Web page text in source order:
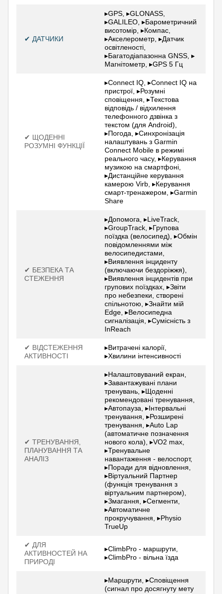
✔ ДАТЧИКИ
▸GPS, ▸GLONASS,
▸GALILEO, ▸Барометричний
висотомір, ▸Компас,
▸Акселерометр, ▸Датчик
освітленості,
▸Багатодіапазонна GNSS, ▸
Магнітометр, ▸GPS 5 Гц
✔ ЩОДЕННІ
РОЗУМНІ ФУНКЦІЇ
▸Connect IQ, ▸Connect IQ на
пристрої, ▸Розумні
сповіщення, ▸Текстова
відповідь / відхилення
телефонного дзвінка з
текстом (для Android),
▸Погода, ▸Синхронізація
налаштувань з Garmin
Connect Mobile в режимі
реального часу, ▸Керування
музикою на смартфоні,
▸Дистанційне керування
камерою Virb, ▸Керування
смарт-тренажером, ▸Garmin
Share
✔ БЕЗПЕКА ТА
СТЕЖЕННЯ
▸Допомога, ▸LiveTrack,
▸GroupTrack, ▸Групова
поїздка (велосипед), ▸Обмін
повідомленнями між
велосипедистами,
▸Виявлення інциденту
(включаючи бездоріжжя),
▸Виявлення інцидентів при
групових поїздках, ▸Звіти
про небезпеки, створені
спільнотою, ▸Знайти мій
Edge, ▸Велосипедна
сигналізація, ▸Сумісність з
InReach
✔ ВІДСТЕЖЕННЯ
АКТИВНОСТІ
▸Витрачені калорії,
▸Хвилини інтенсивності
✔ ТРЕНУВАННЯ,
ПЛАНУВАННЯ ТА
АНАЛІЗ
▸Налаштовуваний екран,
▸Завантажувані плани
тренувань, ▸Щоденні
рекомендовані тренування,
▸Автопауза, ▸Інтервальні
тренування, ▸Розширені
тренування, ▸Auto Lap
(автоматичне позначення
нового кола), ▸VO2 max,
▸Тренувальне
навантаження - велоспорт,
▸Поради для відновлення,
▸Віртуальний Партнер
(функція тренування з
віртуальним партнером),
▸Змагання, ▸Сегменти,
▸Автоматичне
прокручування, ▸Physio
TrueUp
✔ ДЛЯ
АКТИВНОСТЕЙ НА
ПРИРОДІ
▸ClimbPro - маршрути,
▸ClimbPro - вільна їзда
▸Маршрути, ▸Сповіщення
(сигнал про досягнуту мету